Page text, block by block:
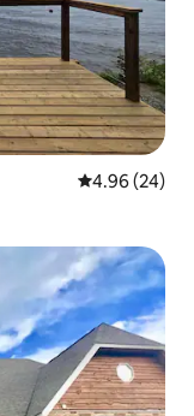
Calificación
4.96 (24)